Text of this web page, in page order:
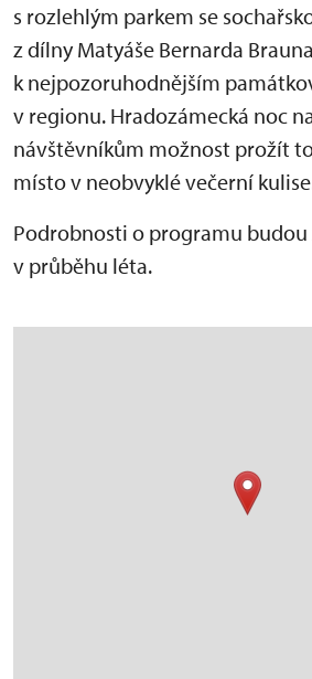
s rozlehlým parkem se
z dílny Matyáše Bernarda
k nejpozoruhodnějším
v regionu. Hradozámecká noc
návštěvníkům možnost prožít
místo v neobvyklé večerní
Podrobnosti o programu
v průběhu léta.